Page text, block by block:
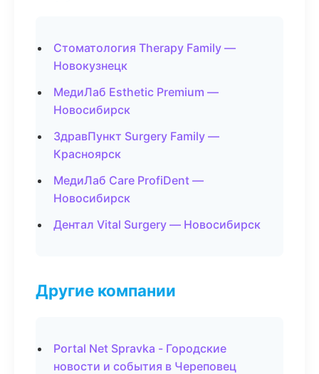
Стоматология Therapy Family —
Новокузнецк
МедиЛаб Esthetic Premium —
Новосибирск
ЗдравПункт Surgery Family —
Красноярск
МедиЛаб Care ProfiDent —
Новосибирск
Дентал Vital Surgery — Новосибирск
Другие компании
Portal Net Spravka - Городские
новости и события в Череповец